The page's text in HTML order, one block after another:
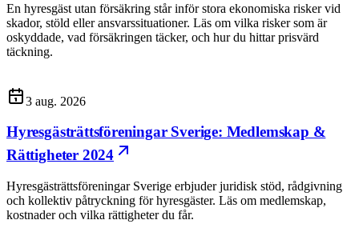
En hyresgäst utan försäkring står inför stora ekonomiska risker vid
skador, stöld eller ansvarssituationer. Läs om vilka risker som är
oskyddade, vad försäkringen täcker, och hur du hittar prisvärd
täckning.
3 aug. 2026
Hyresgästrättsföreningar Sverige: Medlemskap &
Rättigheter 2024
Hyresgästrättsföreningar Sverige erbjuder juridisk stöd, rådgivning
och kollektiv påtryckning för hyresgäster. Läs om medlemskap,
kostnader och vilka rättigheter du får.